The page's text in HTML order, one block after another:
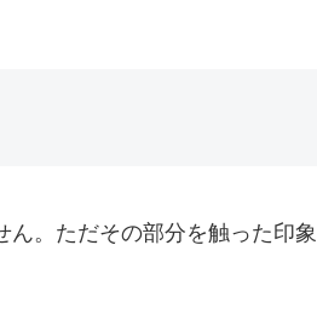
ん。ただその部分を触った印象